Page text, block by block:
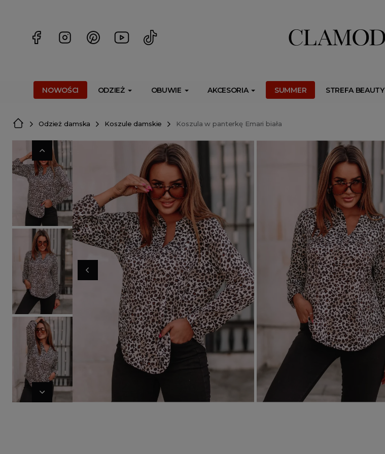
NOWOŚCI ODZIEŻ OBUWIE AKCESORIA SUMMER STREFA BEAUTY
Odzież damska Koszule damskie Koszula w panterkę Emari biała